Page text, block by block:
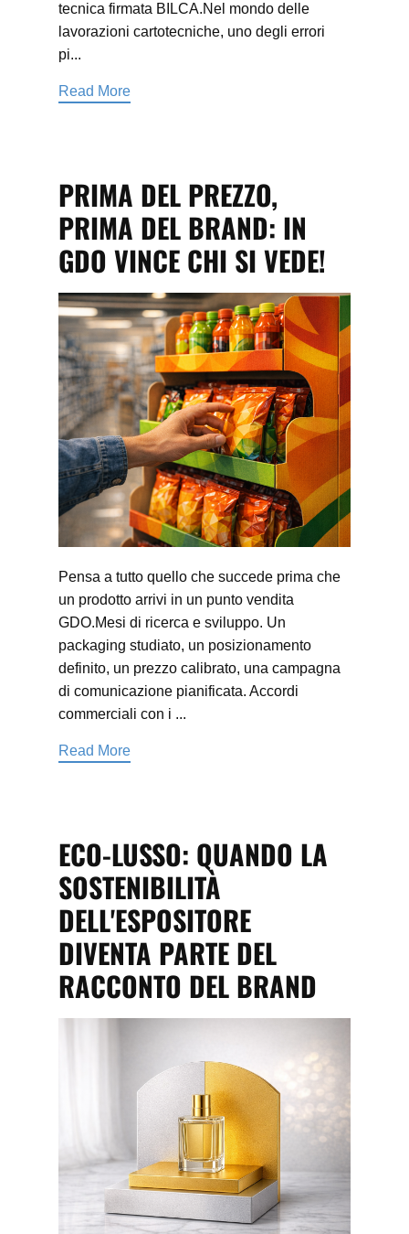
tecnica firmata BILCA.Nel mondo delle
lavorazioni cartotecniche, uno degli errori
pi...
Read More
PRIMA DEL PREZZO,
PRIMA DEL BRAND: IN
GDO VINCE CHI SI VEDE!
Pensa a tutto quello che succede prima che
un prodotto arrivi in un punto vendita
GDO.Mesi di ricerca e sviluppo. Un
packaging studiato, un posizionamento
definito, un prezzo calibrato, una campagna
di comunicazione pianificata. Accordi
commerciali con i ...
Read More
ECO-LUSSO: QUANDO LA
SOSTENIBILITÀ
DELL'ESPOSITORE
DIVENTA PARTE DEL
RACCONTO DEL BRAND